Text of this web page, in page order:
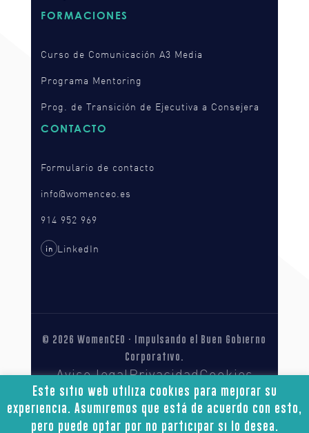
FORMACIONES
Curso de Comunicación A3 Media
Programa Mentoring
Prog. de Transición de Ejecutiva a Consejera
CONTACTO
Formulario de contacto
info@womenceo.es
914 952 969
in LinkedIn
© 2026 WomenCEO · Impulsando el Buen Gobierno
Corporativo.
Aviso legalPrivacidadCookies
Accesibilidad
Este sitio web utiliza cookies para mejorar su
experiencia. Asumiremos que está de acuerdo con esto,
pero puede optar por no participar si lo desea.